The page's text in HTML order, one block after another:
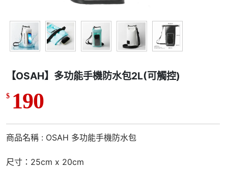
【OSAH】多功能手機防水包2L(可觸控)
$ 190
商品名稱 : OSAH 多功能手機防水包
尺寸：25cm x 20cm